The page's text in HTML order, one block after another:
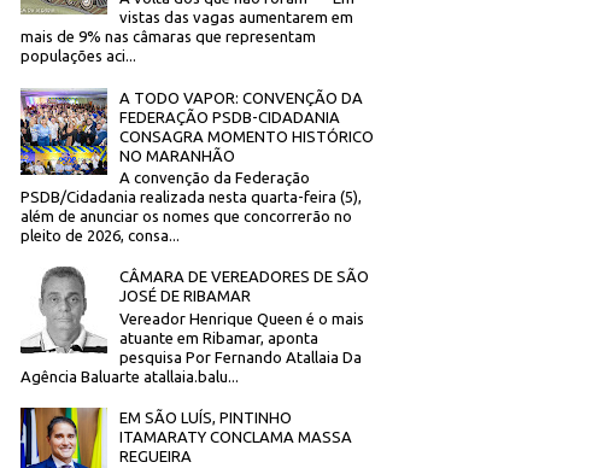
vistas das vagas aumentarem em
mais de 9% nas câmaras que representam
populações aci...
A TODO VAPOR: CONVENÇÃO DA
FEDERAÇÃO PSDB-CIDADANIA
CONSAGRA MOMENTO HISTÓRICO
NO MARANHÃO
A convenção da Federação
PSDB/Cidadania realizada nesta quarta-feira (5),
além de anunciar os nomes que concorrerão no
pleito de 2026, consa...
CÂMARA DE VEREADORES DE SÃO
JOSÉ DE RIBAMAR
Vereador Henrique Queen é o mais
atuante em Ribamar, aponta
pesquisa Por Fernando Atallaia Da
Agência Baluarte atallaia.balu...
EM SÃO LUÍS, PINTINHO
ITAMARATY CONCLAMA MASSA
REGUEIRA